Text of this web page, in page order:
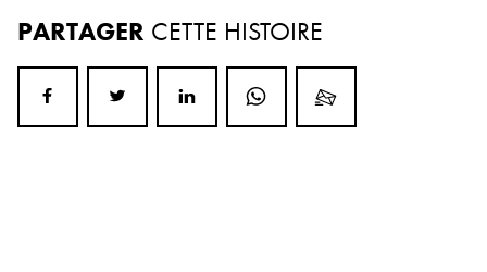
PARTAGER CETTE HISTOIRE